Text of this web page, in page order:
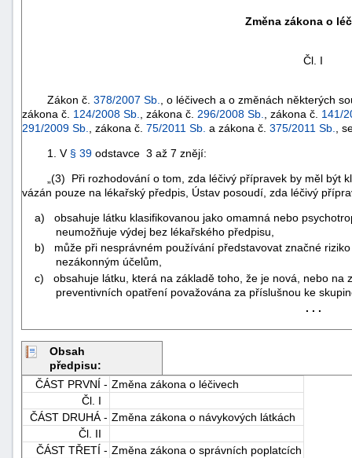
Změna zákona o
Čl. I
Zákon č. 378/2007 Sb.
, o léčivech a o změnách některých
zákona č. 124/2008 Sb. , zákona č. 296/2008 Sb. , zákona č. 141/
291/2009 Sb.
, zákona č. 75/2011 Sb. a zákona č. 375/2011 Sb.
,
1. V § 39 odstavce 3 až 7 znějí:
„(3) Při rozhodování o tom, zda léčivý přípravek by měl být
vázán pouze na lékařský předpis, Ústav posoudí, zda léčivý
a) obsahuje látku klasifikovanou jako omamná nebo
neumožňuje výdej bez lékařského předpisu,
b) může při nesprávném používání představovat značné
nezákonným účelům,
c) obsahuje látku, která na základě toho, že je nová, nebo na
preventivních opatření považována za příslušnou ke
. . .
Obsah
předpisu:
ČÁST PRVNÍ - Změna zákona o léčivech
Čl. I
ČÁST DRUHÁ - Změna zákona o návykových látkách
Čl. II
ČÁST TŘETÍ - Změna zákona o správních poplatcích